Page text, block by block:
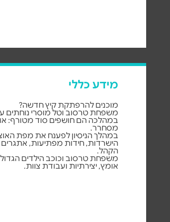
מידע כללי
מוכנים להרפתקת קיץ חדשה?
משפחת טרסוב וטל מוסרי נוחתים
במהלכה הם חושפים סוד מטורף:
מסחרר.
במהלך הניסיון לפענח את מפת
הישרדות, חידות מפתיעות,
הקהל.
משפחת טרסוב וכוכב הילדים
אומץ, יצירתיות ועבודת צוות.